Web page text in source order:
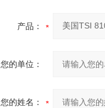
产品：
您的单位：
您的姓名：